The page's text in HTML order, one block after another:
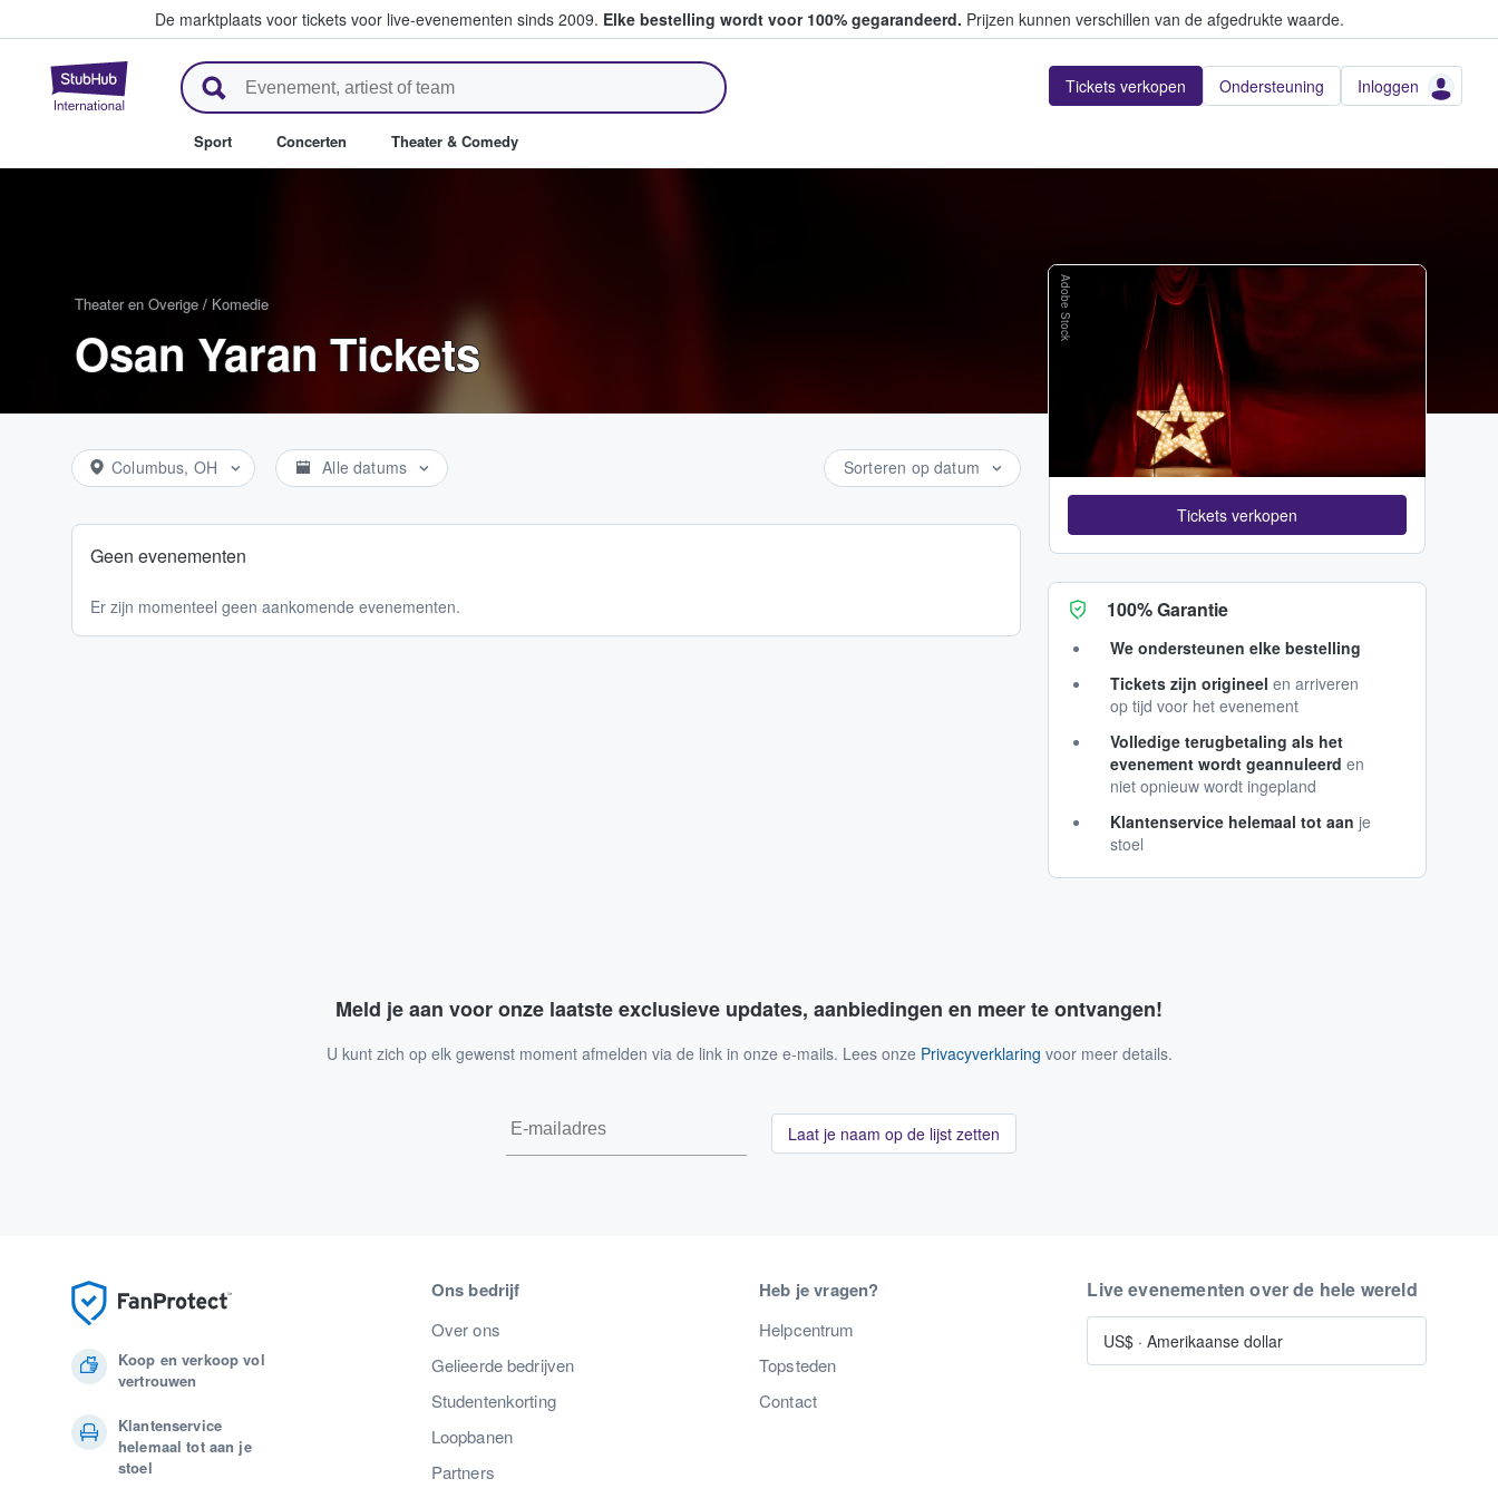
De marktplaats voor tickets voor live-evenementen sinds 2009. Elke bestelling wordt voor 100% gegarandeerd. Prijzen kunnen verschillen van de afgedrukte waarde.
StubHub: waar fans tickets kopen en verkopen Tickets verkopen Ondersteuning Inloggen
Sport Concerten Theater & Comedy
Theater en Overige / Komedie
Osan Yaran Tickets
Columbus, OH Alle datums Sorteren op datum
Geen evenementen
Er zijn momenteel geen aankomende evenementen.
Adobe Stock
Tickets verkopen
100% Garantie
We ondersteunen elke bestelling
Tickets zijn origineel en arriveren
op tijd voor het evenement
Volledige terugbetaling als het
evenement wordt geannuleerd en
niet opnieuw wordt ingepland
Klantenservice helemaal tot aan je
stoel
Meld je aan voor onze laatste exclusieve updates, aanbiedingen en meer te ontvangen!
U kunt zich op elk gewenst moment afmelden via de link in onze e-mails. Lees onze Privacyverklaring voor meer details.
Laat je naam op de lijst zetten
Koop en verkoop vol
vertrouwen
Klantenservice
helemaal tot aan je
stoel
Ons bedrijf
Over ons
Gelieerde bedrijven
Studentenkorting
Loopbanen
Partners
Heb je vragen?
Helpcentrum
Topsteden
Contact
Live evenementen over de hele wereld
US$ ·Amerikaanse dollar